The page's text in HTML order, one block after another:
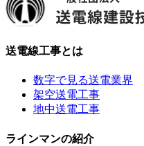
送電線工事とは
数字で見る送電業界
架空送電工事
地中送電工事
ラインマンの紹介